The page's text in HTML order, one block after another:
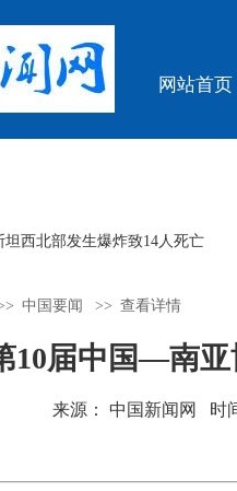
网站首页
坦西北部发生爆炸致14人死亡
中国要闻 >> 查看详情
10届中国—南亚
来源： 中国新闻网 时